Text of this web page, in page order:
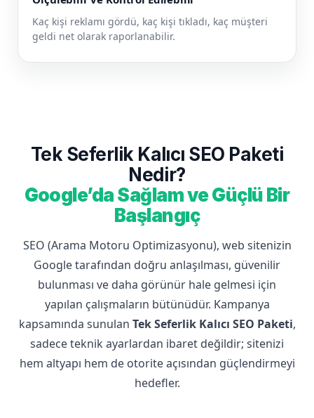
Kaç kişi reklamı gördü, kaç kişi tıkladı, kaç müşteri
geldi net olarak raporlanabilir.
Tek Seferlik Kalıcı SEO Paketi
Nedir?
Google’da Sağlam ve Güçlü Bir
Başlangıç
SEO (Arama Motoru Optimizasyonu), web sitenizin
Google tarafından doğru anlaşılması, güvenilir
bulunması ve daha görünür hale gelmesi için
yapılan çalışmaların bütünüdür. Kampanya
kapsamında sunulan Tek Seferlik Kalıcı SEO Paketi,
sadece teknik ayarlardan ibaret değildir; sitenizi
hem altyapı hem de otorite açısından güçlendirmeyi
hedefler.